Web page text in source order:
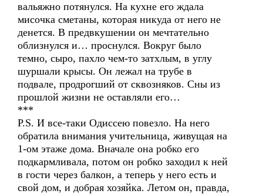
вальяжно потянулся. На кухне его ждала
мисочка сметаны, которая никуда от него не
денется. В предвкушении он мечтательно
облизнулся и… проснулся. Вокруг было
темно, сыро, пахло чем-то затхлым, в углу
шуршали крысы. Он лежал на трубе в
подвале, продрогший от сквозняков. Сны из
прошлой жизни не оставляли его…
***
P.S. И все-таки Одиссею повезло. На него
обратила внимания учительница, живущая на
1-ом этаже дома. Вначале она робко его
подкармливала, потом он робко заходил к ней
в гости через балкон, а теперь у него есть и
свой дом, и добрая хозяйка. Летом он, правда,